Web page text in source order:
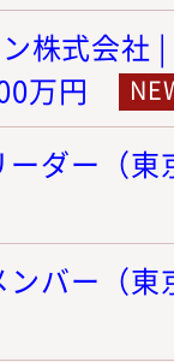
株式会社
万円
ダー（
バー（